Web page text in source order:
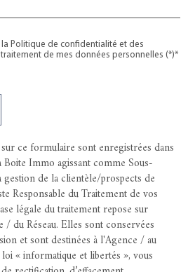
Politique de confidentialité et des
de mes données personnelles (*)*
ce formulaire sont enregistrées dans
Immo agissant comme Sous-
de la clientèle/prospects de
Responsable du Traitement de vos
légale du traitement repose sur
du Réseau. Elles sont conservées
et sont destinées à l'Agence / au
« informatique et libertés », vous